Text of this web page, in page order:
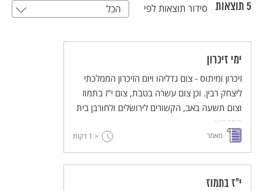
כל האתר
5 תוצאות סידור תוצאות לפי הכל
ימי זיכרון
זיכרון ומיתוס - צום גדליהו ויום הזיכרון הממלכתי
ליצחק רבין. וכן צום עשרה בטבת, צום י"ז בתמוז
וצום תשעה באב, הקשורים לירושלים ולחורבן בית
המקדש.
מאמר < 1 דקות
י"ז בתמוז